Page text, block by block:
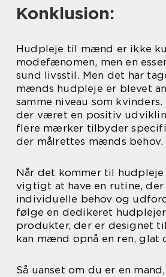
Konklusion:
Hudpleje til mænd er ikke
modefænomen, men en
sund livsstil. Men det har
mænds hudpleje er blevet
samme niveau som
der været en positiv
flere mærker tilbyder
der målrettes mænds behov.
Når det kommer til
vigtigt at have en rutine, der
individuelle behov og
følge en dedikeret
produkter, der er designet
kan mænd opnå en ren, glat
Så uanset om du er en